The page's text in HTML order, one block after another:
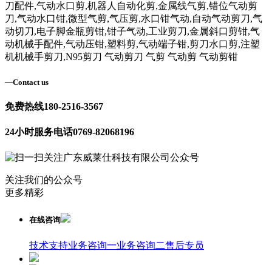
刀配件,气动水口剪,机器人自动化剪,金属线气剪,错位气动剪
刀,气动水口钳,微型气剪,气压剪,水口钳气动,自动气动剪刀,气
动切刀,电子脚金瓶剪钳,钳子气动,工业剪刀,金属斜口剪钳,气
动机械手配件,气动压钳,塑料剪,气动端子钳,剪刀水口剪,注塑
机机械手剪刀,N95剪刀 气动剪刀 气剪 气动剪 气动剪钳
—Contact us
免费热线180-2516-3567
24小时服务电话0769-82068196
关注我们的公众号
更多精彩
在线咨询
技术支持业务咨询一业务咨询二售后专员